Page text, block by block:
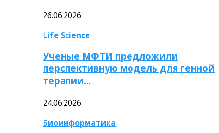
26.06.2026
Life Science
Ученые МФТИ предложили
перспективную модель для генной
терапии…
24.06.2026
Биоинформатика